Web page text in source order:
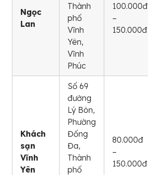
Ngọc
Lan
Thành
phố
Vĩnh
Yên,
Vĩnh
Phúc
100.000đ
–
150.000đ
Khách
sạn
Vĩnh
Yên
Số 69
đường
Lý Bôn,
Phường
Đống
Đa,
Thành
phố
80.000đ
–
150.000đ